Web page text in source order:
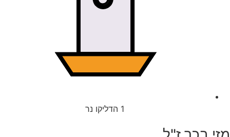
1 הדליקו נר